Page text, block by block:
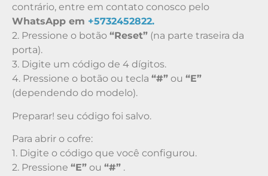
contrário, entre em contato conosco pelo
WhatsApp em +5732452822.
2. Pressione o botão “Reset” (na parte traseira da
porta).
3. Digite um código de 4 dígitos.
4. Pressione o botão ou tecla “#” ou “E”
(dependendo do modelo).
Preparar! seu código foi salvo.
Para abrir o cofre:
1. Digite o código que você configurou.
2. Pressione “E” ou “#” .